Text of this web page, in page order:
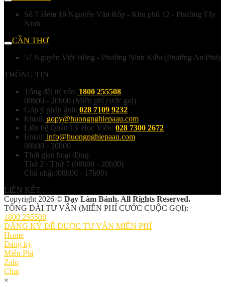
Số 7 Hẻm 18 Nguyễn Văn Rốp - Khu phố 12 - Phường Tây
Ninh
CẦN THƠ
57 Nguyễn Việt Hồng - Phường Ninh Kiều (Phường An Phú)
THÔNG TIN
Tổng đài tư vấn: 1800 255508
08h00 - 20h00 (Miễn phí cước gọi)
Góp ý phản ánh: 028 7109 9232
Email: gopy@huongnghiepaau.com
Liên hệ Quản Lý Học Viên: 028 7300 2672
Email: info@huongnghiepaau.com
08h00 - 20h00
Thời gian hoạt động:
Thứ 2 - Thứ 7 (08h00 - 20h00)
Chủ nhật (08h00 - 17h00)
LIÊN KẾT
Copyright 2026 © Dạy Làm Bánh. All Rights Reserved.
TỔNG ĐÀI TƯ VẤN (MIỄN PHÍ CƯỚC CUỘC GỌI):
1800 255508
ĐĂNG KÝ ĐỂ ĐƯỢC TƯ VẤN MIỄN PHÍ
Home
Đăng ký
Miễn Phí
Zalo
Chat
×